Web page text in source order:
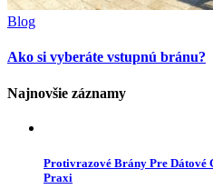
Blog
Ako si vyberáte vstupnú bránu?
Najnovšie záznamy
Protivrazové Brány Pre Dátové
Praxi